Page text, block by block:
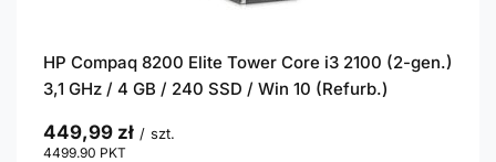
HP Compaq 8200 Elite Tower Core i3 2100 (2-gen.)
3,1 GHz / 4 GB / 240 SSD / Win 10 (Refurb.)
449,99 zł / szt.
4499.90 PKT